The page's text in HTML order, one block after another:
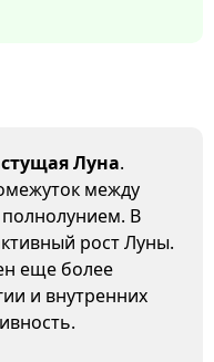
Луна.
между
В
рост Луны.
еще более
и внутренних